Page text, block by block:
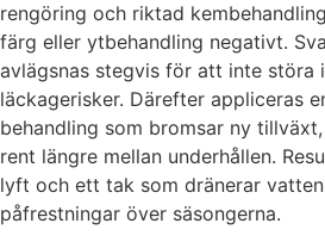
rengöring och riktad
färg eller ytbehandling negativt.
avlägsnas stegvis för att inte störa
läckagerisker. Därefter appliceras
behandling som bromsar ny
rent längre mellan underhållen.
lyft och ett tak som dränerar
påfrestningar över säsongerna.